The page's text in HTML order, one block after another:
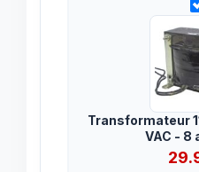
Transformateur
VAC - 8